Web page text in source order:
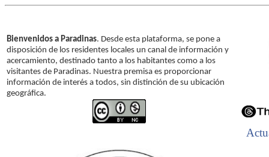
Bienvenidos a Paradinas. Desde esta plataforma, se pone a
disposición de los residentes locales un canal de información y
acercamiento, destinado tanto a los habitantes como a los
visitantes de Paradinas. Nuestra premisa es proporcionar
información de interés a todos, sin distinción de su ubicación
geográfica.